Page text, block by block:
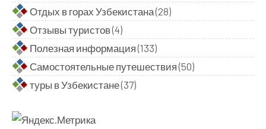
Отдых в горах Узбекистана(28)
Отзывы туристов(4)
Полезная информация(133)
Самостоятельные путешествия(50)
туры в Узбекистане(37)